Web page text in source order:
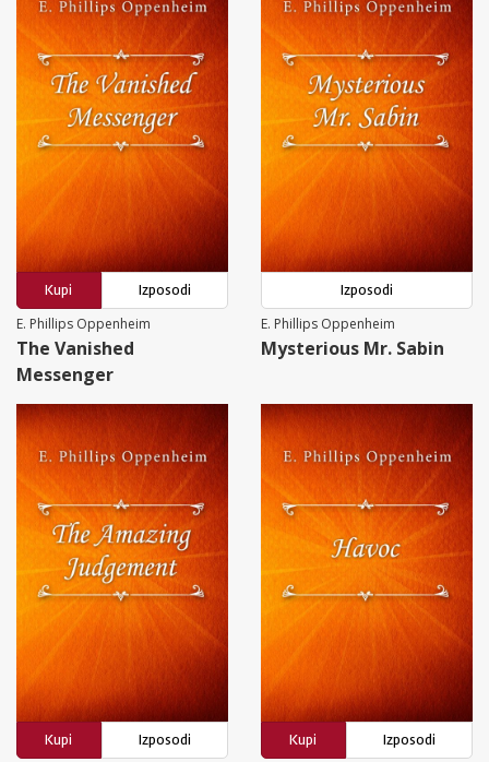
Kupi
Izposodi
E. Phillips Oppenheim
The Vanished
Messenger
Izposodi
E. Phillips Oppenheim
Mysterious Mr. Sabin
Kupi
Izposodi
Kupi
Izposodi